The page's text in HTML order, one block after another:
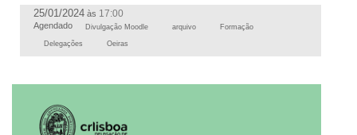
25/01/2024 às 17:00
Agendado Divulgação Moodle arquivo Formação
Delegações Oeiras